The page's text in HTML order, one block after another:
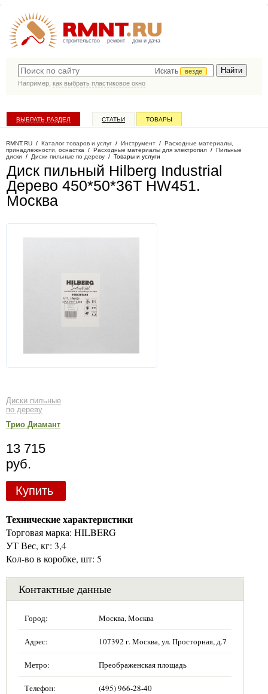
строительство ремонт дом и дача
Искать
везде
Например, как выбрать пластиковое окно
ВЫБРАТЬ РАЗДЕЛ СТАТЬИ ТОВАРЫ
RMNT.RU / Каталог товаров и услуг / Инструмент / Расходные материалы,
принадлежности, оснастка / Расходные материалы для электропил / Пильные
диски / Диски пильные по дереву / Товары и услуги
Диск пильный Hilberg Industrial
Дерево 450*50*36Т HW451.
Москва
Диски пильные
по дереву
Трио Диамант
13 715
руб.
Купить
Технические характеристики
Торговая марка: HILBERG
УТ Вес, кг: 3,4
Кол-во в коробке, шт: 5
Контактные данные
Город: Москва, Москва
Адрес: 107392 г. Москва, ул. Просторная, д.7
Метро: Преображенская площадь
Телефон: (495) 966-28-40